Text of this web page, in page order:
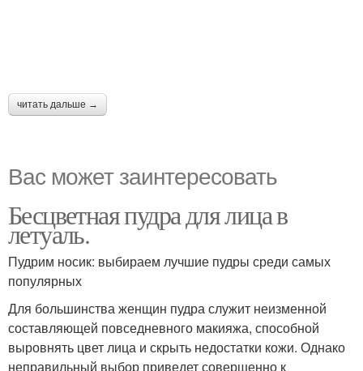
читать дальше →
Вас может заинтересовать
Бесцветная пудра для лица в
летуаль.
Пудрим носик: выбираем лучшие пудры среди самых
популярных
Для большинства женщин пудра служит неизменной
составляющей повседневного макияжа, способной
выровнять цвет лица и скрыть недостатки кожи. Однако
неправильный выбор приведет совершенно к